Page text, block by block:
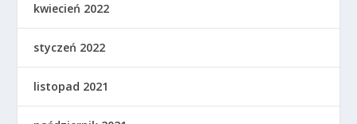
kwiecień 2022
styczeń 2022
listopad 2021